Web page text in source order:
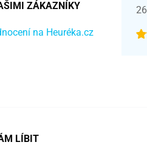
ZÁKAZNÍKY
na Heuréka.cz
LÍBIT